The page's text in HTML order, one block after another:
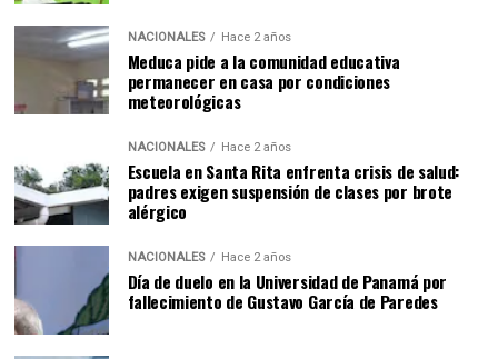
NACIONALES Hace 2 años
Meduca pide a la comunidad educativa
permanecer en casa por condiciones
meteorológicas
NACIONALES Hace 2 años
Escuela en Santa Rita enfrenta crisis de salud:
padres exigen suspensión de clases por brote
alérgico
NACIONALES Hace 2 años
Día de duelo en la Universidad de Panamá por
fallecimiento de Gustavo García de Paredes